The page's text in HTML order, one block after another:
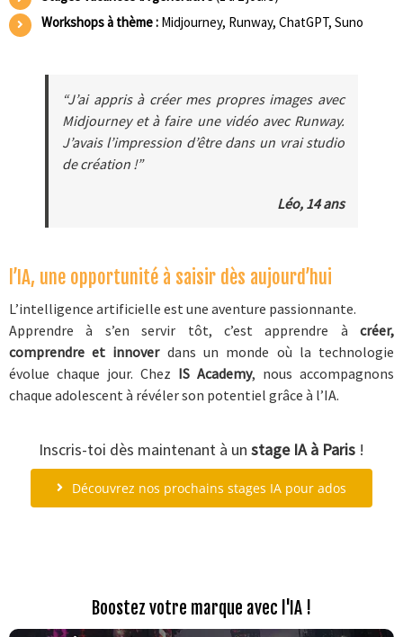
Workshops à thème :Midjourney, Runway, ChatGPT, Suno
“J’ai appris à créer mes propres images avec
Midjourney et à faire une vidéo avec Runway.
J’avais l’impression d’être dans un vrai studio
de création !”
Léo, 14 ans
l’IA, une opportunité à saisir dès aujourd’hui
L’intelligence artificielle est une aventure passionnante.
Apprendre à s’en servir tôt, c’est apprendre àcréer,
comprendre et innoverdans un monde où la technologie
évolue chaque jour. Chez IS Academy, nous accompagnons
chaque adolescent à révéler son potentiel grâce à l’IA.
Inscris-toi dès maintenant à un stage IA à Paris !
Découvrez nos prochains stages IA pour ados
Boostez votre marque avec l'IA !